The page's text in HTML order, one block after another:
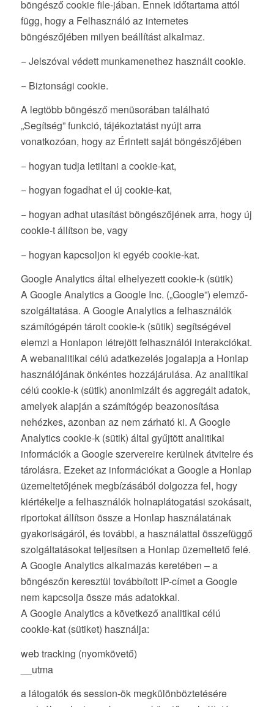
böngésző cookie file-jában. Ennek időtartama attól
függ, hogy a Felhasználó az internetes
böngészőjében milyen beállítást alkalmaz.
− Jelszóval védett munkamenethez használt cookie.
− Biztonsági cookie.
A legtöbb böngésző menüsorában található
„Segítség” funkció, tájékoztatást nyújt arra
vonatkozóan, hogy az Érintett saját böngészőjében
− hogyan tudja letiltani a cookie-kat,
− hogyan fogadhat el új cookie-kat,
− hogyan adhat utasítást böngészőjének arra, hogy új
cookie-t állítson be, vagy
− hogyan kapcsoljon ki egyéb cookie-kat.
Google Analytics által elhelyezett cookie-k (sütik)
A Google Analytics a Google Inc. („Google”) elemző-
szolgáltatása. A Google Analytics a felhasználók
számítógépén tárolt cookie-k (sütik) segítségével
elemzi a Honlapon létrejött felhasználói interakciókat.
A webanalitikai célú adatkezelés jogalapja a Honlap
használójának önkéntes hozzájárulása. Az analitikai
célú cookie-k (sütik) anonimizált és aggregált adatok,
amelyek alapján a számítógép beazonosítása
nehézkes, azonban az nem zárható ki. A Google
Analytics cookie-k (sütik) által gyűjtött analitikai
információk a Google szervereire kerülnek átvitelre és
tárolásra. Ezeket az információkat a Google a Honlap
üzemeltetőjének megbízásából dolgozza fel, hogy
kiértékelje a felhasználók holnaplátogatási szokásait,
riportokat állítson össze a Honlap használatának
gyakoriságáról, és további, a használattal összefüggő
szolgáltatásokat teljesítsen a Honlap üzemeltető felé.
A Google Analytics alkalmazás keretében – a
böngészőn keresztül továbbított IP-címet a Google
nem kapcsolja össze más adatokkal.
A Google Analytics a következő analitikai célú
cookie-kat (sütiket) használja:
web tracking (nyomkövető)
__utma
a látogatók és session-ök megkülönböztetésére